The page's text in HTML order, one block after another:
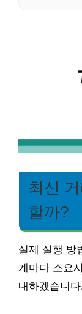
최신
할까?
실제 실행 방
계마다 소요
내하겠습니